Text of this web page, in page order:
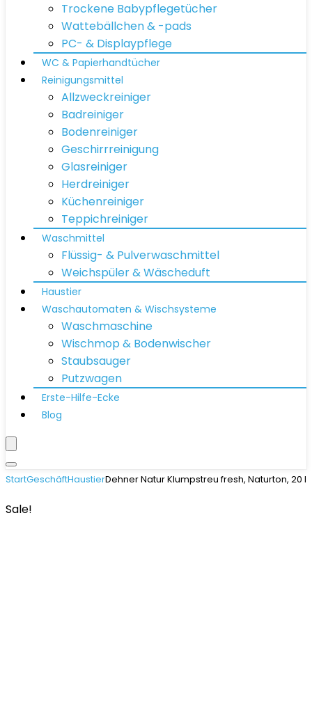
Trockene Babypflegetücher
Wattebällchen & -pads
PC- & Displaypflege
WC & Papierhandtücher
Reinigungsmittel
Allzweckreiniger
Badreiniger
Bodenreiniger
Geschirrreinigung
Glasreiniger
Herdreiniger
Küchenreiniger
Teppichreiniger
Waschmittel
Flüssig- & Pulverwaschmittel
Weichspüler & Wäscheduft
Haustier
Waschautomaten & Wischsysteme
Waschmaschine
Wischmop & Bodenwischer
Staubsauger
Putzwagen
Erste-Hilfe-Ecke
Blog
StartGeschäftHaustierDehner Natur Klumpstreu fresh, Naturton, 20 l
Sale!